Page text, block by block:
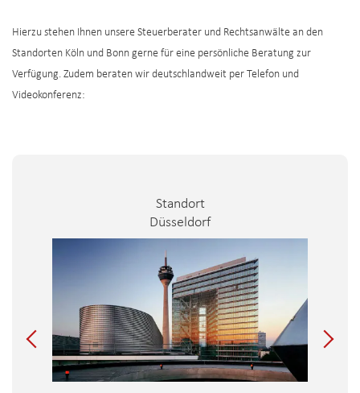
Hierzu stehen Ihnen unsere Steuerberater und Rechtsanwälte an den
Standorten Köln und Bonn gerne für eine persönliche Beratung zur
Verfügung. Zudem beraten wir deutschlandweit per Telefon und
Videokonferenz:
Standort
Düsseldorf